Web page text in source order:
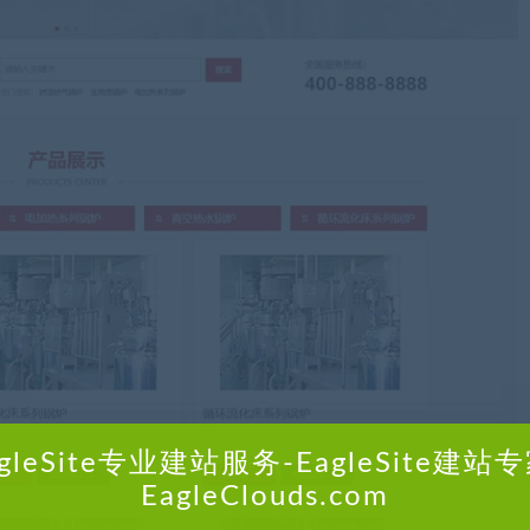
专业建站服务-EagleSite建站
EagleClouds.com